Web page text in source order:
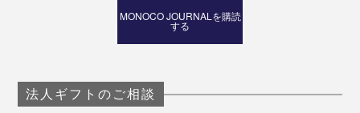
MONOCO JOURNALを購読
する
法人ギフトのご相談